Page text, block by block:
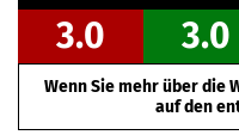
3.0 3.0
Wenn Sie mehr über die
auf den